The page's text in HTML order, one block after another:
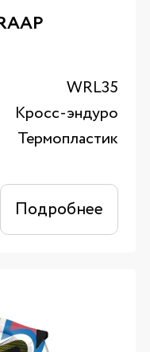
WRL35
Кросс-эндуро
Термопластик
Подробнее